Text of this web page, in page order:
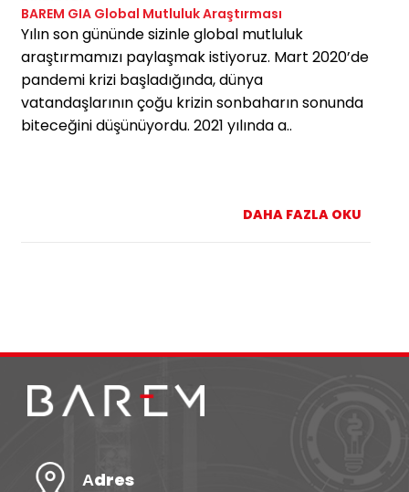
BAREM GIA Global Mutluluk Araştırması
Yılın son gününde sizinle global mutluluk
araştırmamızı paylaşmak istiyoruz. Mart 2020’de
pandemi krizi başladığında, dünya
vatandaşlarının çoğu krizin sonbaharın sonunda
biteceğini düşünüyordu. 2021 yılında a..
DAHA FAZLA OKU
Аdres